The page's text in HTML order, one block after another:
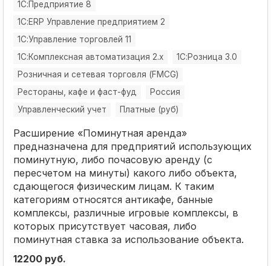
1С:Предприятие 8
1С:ERP Управление предприятием 2
1С:Управление торговлей 11
1С:Комплексная автоматизация 2.х
1С:Розница 3.0
Розничная и сетевая торговля (FMCG)
Рестораны, кафе и фаст-фуд
Россия
Управленческий учет
Платные (руб)
Расширение «Поминутная аренда»
предназначена для предприятий использующих
поминутную, либо почасовую аренду (с
пересчетом на минуты) какого либо объекта,
сдающегося физическим лицам. К таким
категориям относятся антикафе, банные
комплексы, различные игровые комплексы, в
которых присутствует часовая, либо
поминутная ставка за использование объекта.
12200 руб.